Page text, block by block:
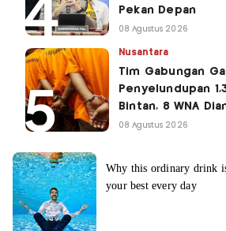
Pekan Depan
08 Agustus 2026
Nusantara
Tim Gabungan
Penyelundupan
Bintan, 8 WNA
08 Agustus 2026